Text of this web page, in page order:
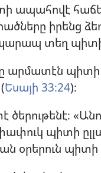
ապահովէ
իրենց
պարապ տեղ
արմատէն
Եսայի 33։24)։
պիտի
օրերուն